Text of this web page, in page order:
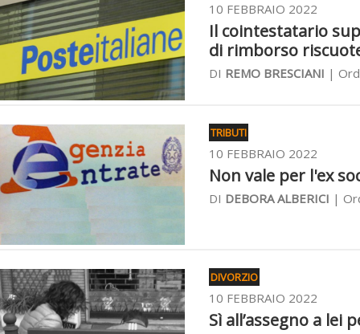
10 FEBBRAIO 2022
Il cointestatario
di rimborso
DI REMO BRESCIANI |
TRIBUTI
10 FEBBRAIO 2022
Non vale per l'ex
DI DEBORA ALBERICI |
DIVORZIO
10 FEBBRAIO 2022
Sì all’assegno a lei